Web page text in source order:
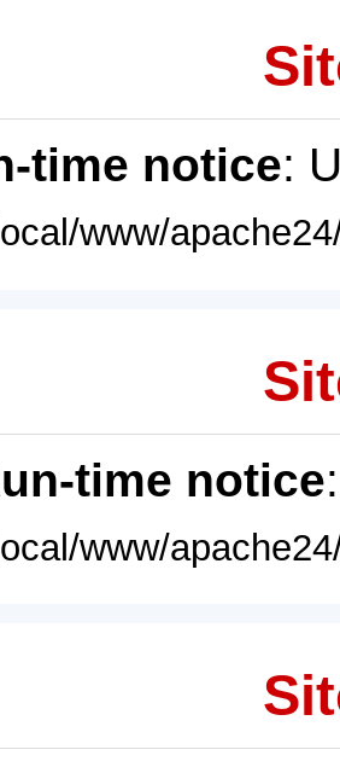
time notice:
www/
time notice
www/